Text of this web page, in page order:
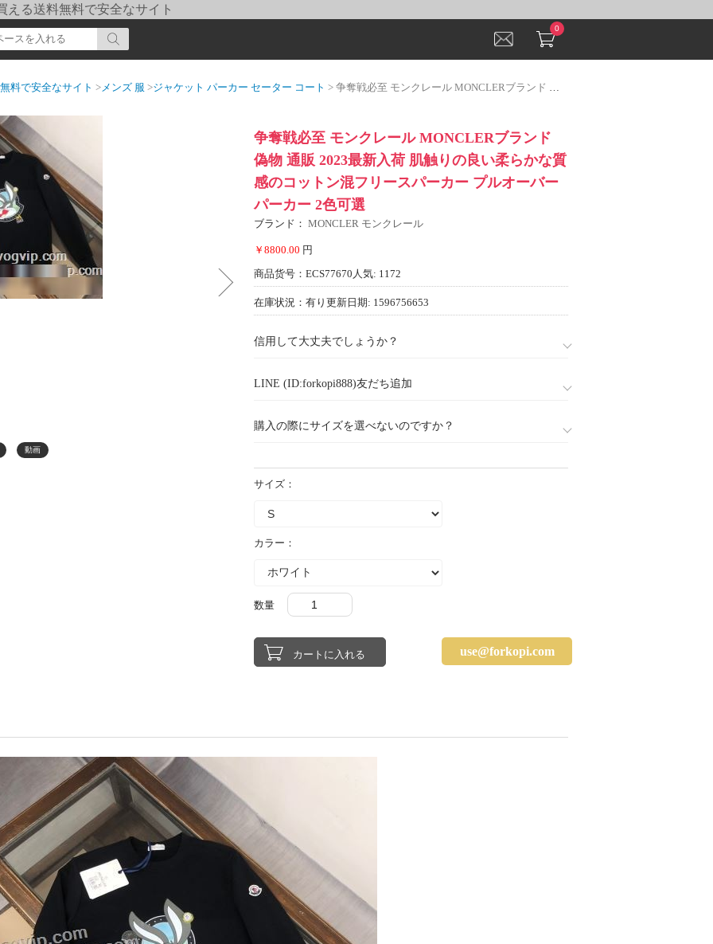
える送料無料で安全なサイト
0
料で安全なサイト >メンズ 服 >ジャケット パーカー セーター コート > 争奪戦必至 モンクレール MONCLERブランド 偽物 通販 2023最新入荷 肌触りの良い柔らかな質感のコットン混フリースパーカー プルオーバーパーカー 2色可選
動画
争奪戦必至 モンクレール MONCLERブランド
偽物 通販 2023最新入荷 肌触りの良い柔らかな質
感のコットン混フリースパーカー プルオーバー
パーカー 2色可選
ブランド： MONCLER モンクレール
￥8800.00 円
商品货号：ECS77670 人気: 1172
在庫状況：有り 更新日期: 1596756653
信用して大丈夫でしょうか？
LINE (ID:forkopi888)友だち追加
購入の際にサイズを選べないのですか？
サイズ：
カラー：
数量
use@forkopi.com